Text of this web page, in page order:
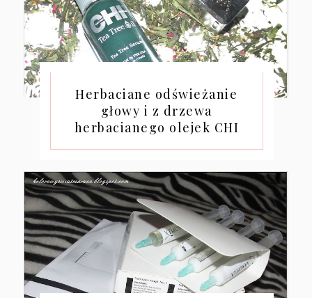
Herbaciane odświeżanie
głowy i z drzewa
herbacianego olejek CHI